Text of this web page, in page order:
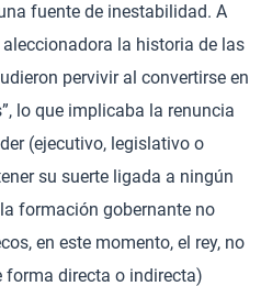
fuente de inestabilidad. A
la historia de las
pervivir al convertirse en
lo que implicaba la renuncia
(ejecutivo, legislativo o
su suerte ligada a ningún
formación gobernante no
en este momento, el rey, no
forma directa o indirecta)